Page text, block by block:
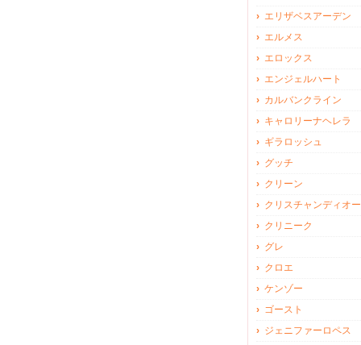
エリザベスアーデン
エルメス
エロックス
エンジェルハート
カルバンクライン
キャロリーナヘレラ
ギラロッシュ
グッチ
クリーン
クリスチャンディオ
クリニーク
グレ
クロエ
ケンゾー
ゴースト
ジェニファーロペス